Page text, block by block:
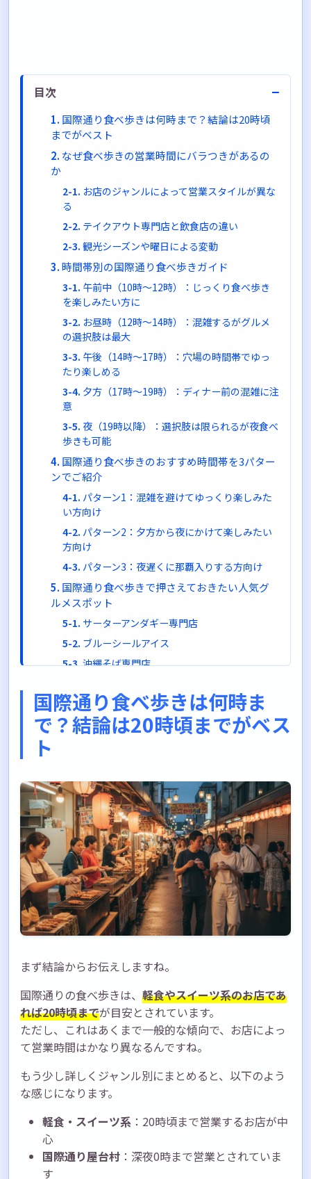
目次 −
国際通り食べ歩きは何時まで？結論は20時頃
までがベスト
なぜ食べ歩きの営業時間にバラつきがあるの
か
お店のジャンルによって営業スタイルが異な
る
テイクアウト専門店と飲食店の違い
観光シーズンや曜日による変動
時間帯別の国際通り食べ歩きガイド
午前中（10時〜12時）：じっくり食べ歩き
を楽しみたい方に
お昼時（12時〜14時）：混雑するがグルメ
の選択肢は最大
午後（14時〜17時）：穴場の時間帯でゆっ
たり楽しめる
夕方（17時〜19時）：ディナー前の混雑に注
意
夜（19時以降）：選択肢は限られるが夜食べ
歩きも可能
国際通り食べ歩きのおすすめ時間帯を3パター
ンでご紹介
パターン1：混雑を避けてゆっくり楽しみた
い方向け
パターン2：夕方から夜にかけて楽しみたい
方向け
パターン3：夜遅くに那覇入りする方向け
国際通り食べ歩きで押さえておきたい人気グ
ルメスポット
サーターアンダギー専門店
ブルーシールアイス
沖縄そば専門店
国際通り屋台村
国際通り食べ歩きの注意点とよくある質問
食べ歩きのマナーで気をつけることは？
壺屋やちむん通りも立ち寄りたいけど営業時
間は？
アクセス方法は？
まとめ：国際通り食べ歩きは計画的に楽しも
う
国際通り食べ歩きは何時ま
で？結論は20時頃までがベス
ト
まず結論からお伝えしますね。
国際通りの食べ歩きは、 軽食やスイーツ系のお店であ
れば20時頃までが目安とされています。
ただし、これはあくまで一般的な傾向で、お店によっ
て営業時間はかなり異なるんですね。
もう少し詳しくジャンル別にまとめると、以下のよう
な感じになります。
軽食・スイーツ系 ：20時頃まで営業するお店が中
心
国際通り屋台村 ：深夜0時まで営業とされていま
す